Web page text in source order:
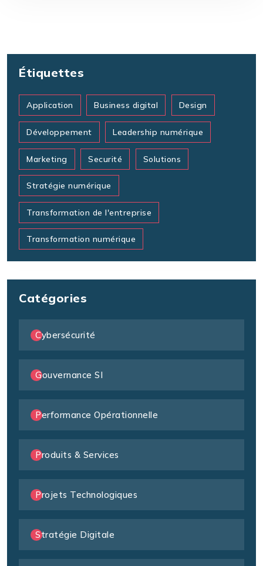
Étiquettes
Application Business digital Design
Développement Leadership numérique
Marketing Securité Solutions
Stratégie numérique
Transformation de l'entreprise
Transformation numérique
Catégories
Cybersécurité
Gouvernance SI
Performance Opérationnelle
Produits & Services
Projets Technologiques
Stratégie Digitale